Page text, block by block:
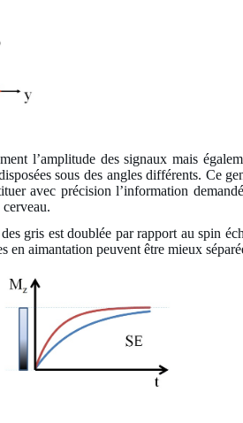
l’amplitude des signaux mais
sous des angles différents. Ce
avec précision l’information
gris est doublée par rapport au spin
aimantation peuvent être mieux